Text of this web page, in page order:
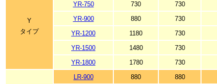
Y
タイプ
YR-750
730
730
YR-900
880
730
YR-1200
1180
730
YR-1500
1480
730
YR-1800
1780 730
LR-900 880
880